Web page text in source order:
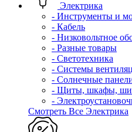
Электрика
- Инструменты и
- Кабель
- Низковольтное
- Разные товары
- Светотехника
- Системы
- Солнечные
- Щиты, шкафы,
-
Смотреть Все Электрика